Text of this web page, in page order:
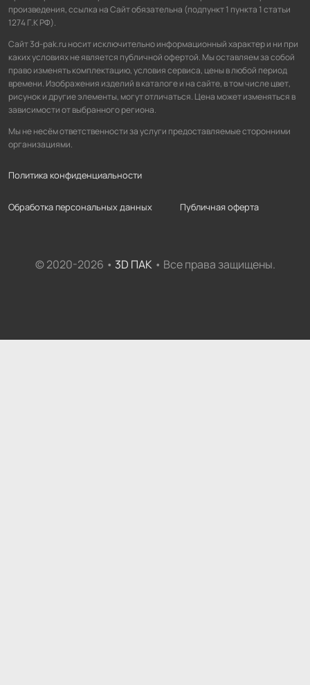
произведения, ссылка на Сайт обязательна (подпункт 1 пункта 1 статьи
1274 Г.К РФ).
Сайт 3d-pak.ru носит исключительно информационный характер и ни при
каких условиях не является публичной офертой. Мы оставляем за собой
право изменять комплектацию, условия сервиса, цены в любой период
времени. Изображения изделий в каталоге и на сайте, в том числе цвет,
рисунок и другие элементы, могут отличаться. Цена может изменяться в
зависимости от выбранного региона.
Мы не несём ответственности за услуги предоставляемые сторонними
организациями.
Политика конфиденциальности
Обработка персональных данных Публичная оферта
© 2020-2026 • 3D ПАК• Все права защищены.